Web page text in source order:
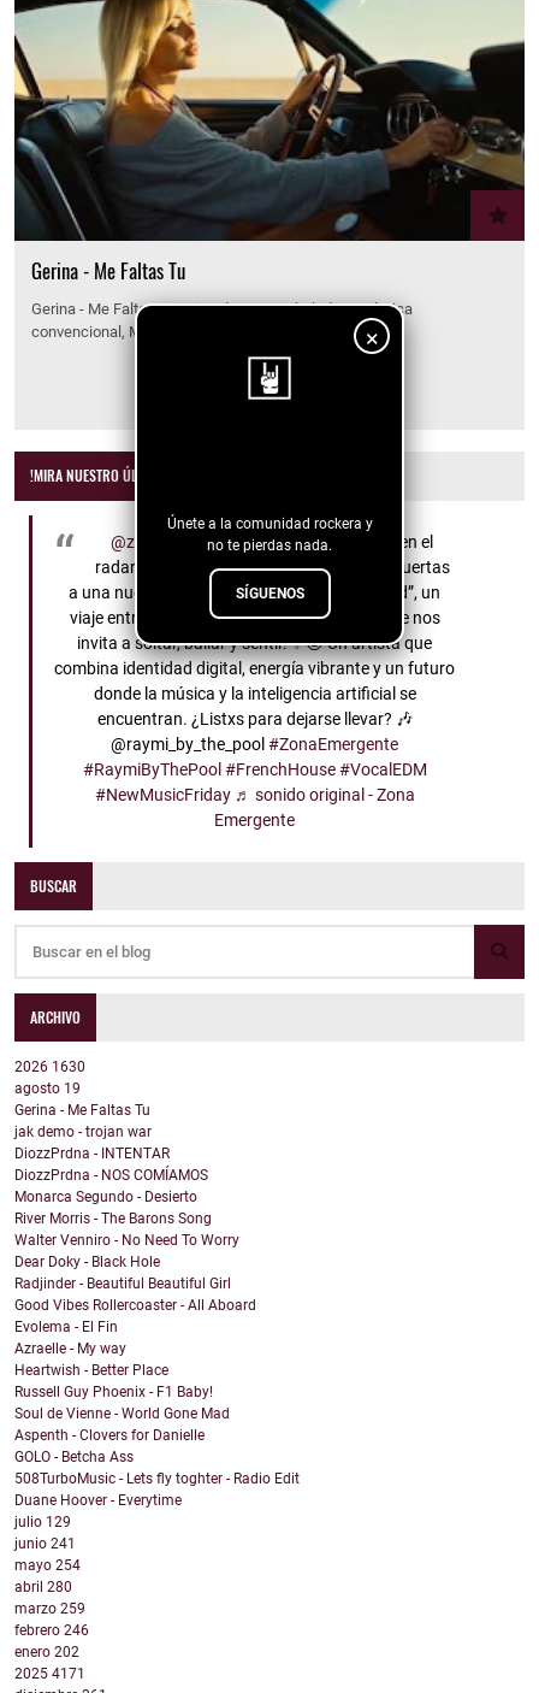
×
Únete a la comunidad rockera y
no te pierdas nada.
SÍGUENOS
Gerina - Me Faltas Tu
Gerina - Me Faltas Tu Lejos de ser una balada romántica
convencional, Me faltas Tú…
!MIRA NUESTRO ÚLTIMO VIDEO!
@zonaemergentemx🚨 Nueva música en el
radar 🚨 RAYmi by the Pool nos abre las puertas
a una nueva era con “I Invite You to Feel Good”, un
viaje entre el French House y el EDM vocal que nos
invita a soltar, bailar y sentir. ✨🐱 Un artista que
combina identidad digital, energía vibrante y un futuro
donde la música y la inteligencia artificial se
encuentran. ¿Listxs para dejarse llevar? 🎶
@raymi_by_the_pool #ZonaEmergente
#RaymiByThePool #FrenchHouse #VocalEDM
#NewMusicFriday ♬ sonido original - Zona
Emergente
BUSCAR
ARCHIVO
2026 1630
agosto 19
Gerina - Me Faltas Tu
jak demo - trojan war
DiozzPrdna - INTENTAR
DiozzPrdna - NOS COMÍAMOS
Monarca Segundo - Desierto
River Morris - The Barons Song
Walter Venniro - No Need To Worry
Dear Doky - Black Hole
Radjinder - Beautiful Beautiful Girl
Good Vibes Rollercoaster - All Aboard
Evolema - El Fin
Azraelle - My way
Heartwish - Better Place
Russell Guy Phoenix - F1 Baby!
Soul de Vienne - World Gone Mad
Aspenth - Clovers for Danielle
GOLO - Betcha Ass
508TurboMusic - Lets fly toghter - Radio Edit
Duane Hoover - Everytime
julio 129
junio 241
mayo 254
abril 280
marzo 259
febrero 246
enero 202
2025 4171